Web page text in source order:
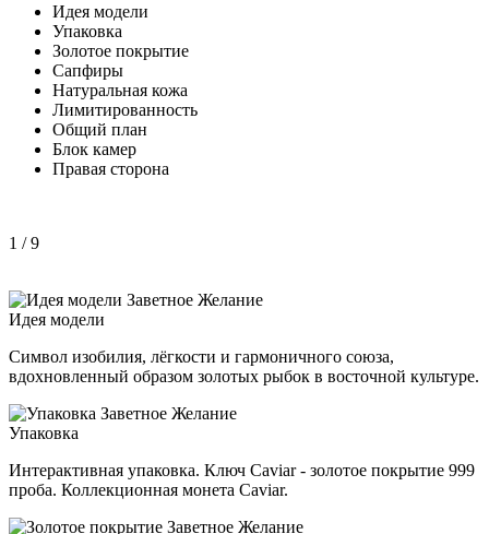
Идея модели
Упаковка
Золотое покрытие
Сапфиры
Натуральная кожа
Лимитированность
Общий план
Блок камер
Правая сторона
1 / 9
Идея модели
Символ изобилия, лёгкости и гармоничного союза,
вдохновленный образом золотых рыбок в восточной культуре.
Упаковка
Интерактивная упаковка. Ключ Caviar - золотое покрытие 999
проба. Коллекционная монета Caviar.